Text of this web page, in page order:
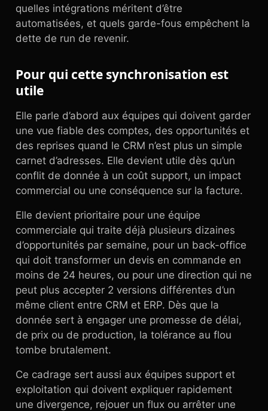
quelles intégrations méritent d’être
automatisées, et quels garde-fous empêchent la
dette de run de revenir.
Pour qui cette synchronisation est
utile
Elle parle d’abord aux équipes qui doivent garder
une vue fiable des comptes, des opportunités et
des reprises quand le CRM n’est plus un simple
carnet d’adresses. Elle devient utile dès qu’un
conflit de donnée à un coût support, un impact
commercial ou une conséquence sur la facture.
Elle devient prioritaire pour une équipe
commerciale qui traite déjà plusieurs dizaines
d’opportunités par semaine, pour un back-office
qui doit transformer un devis en commande en
moins de 24 heures, ou pour une direction qui ne
peut plus accepter 2 versions différentes d’un
même client entre CRM et ERP. Dès que la
donnée sert à engager une promesse de délai,
de prix ou de production, la tolérance au flou
tombe brutalement.
Ce cadrage sert aussi aux équipes support et
exploitation qui doivent expliquer rapidement
une divergence, rejouer un flux ou arrêter une